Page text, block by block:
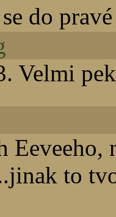
do
Velmi
Eeveeho,
to